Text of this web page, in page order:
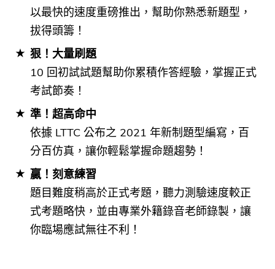
以最快的速度重磅推出，幫助你熟悉新題型，
拔得頭籌！
狠！大量刷題
10 回初試試題幫助你累積作答經驗，掌握正式
考試節奏！
準！超高命中
依據 LTTC 公布之 2021 年新制題型編寫，百
分百仿真，讓你輕鬆掌握命題趨勢！
贏！刻意練習
題目難度稍高於正式考題，聽力測驗速度較正
式考題略快，並由專業外籍錄音老師錄製，讓
你臨場應試無往不利！